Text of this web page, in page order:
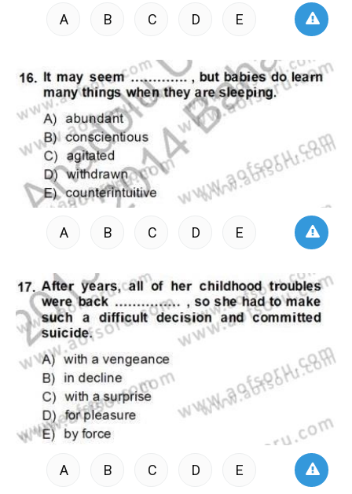
A B C D E
A B C D E
A B C D E